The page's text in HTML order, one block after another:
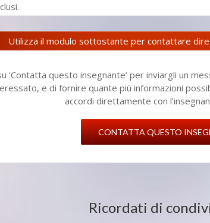
Utilizza il modulo sottostante per contattare
‘Contatta questo insegnante’ per inviargli un
e di fornire quante più informazioni
accordi direttamente con
CONTATTA QUESTO
Ricordati di